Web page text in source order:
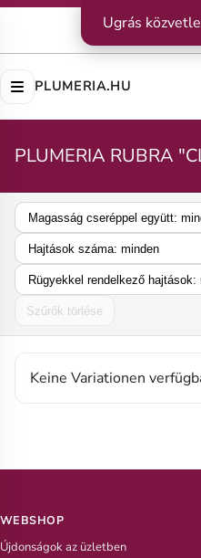
Kapcsolat|Szállítás|
PLUMERIA.HU
PLUMERIA RUBRA
Szűrők törlése
Keine Variationen
WEBSHOP
Újdonságok az üzletben
Ugrás